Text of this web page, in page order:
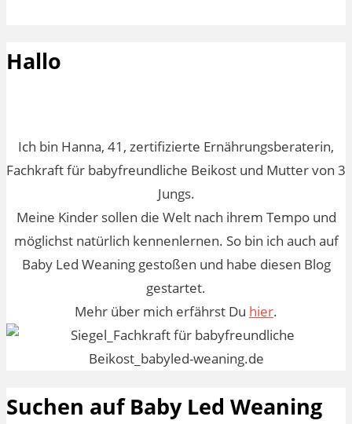
Hallo
Ich bin Hanna, 41, zertifizierte Ernährungsberaterin,
Fachkraft für babyfreundliche Beikost und Mutter von 3
Jungs.
Meine Kinder sollen die Welt nach ihrem Tempo und
möglichst natürlich kennenlernen. So bin ich auch auf
Baby Led Weaning gestoßen und habe diesen Blog
gestartet.
Mehr über mich erfährst Du hier.
Suchen auf Baby Led Weaning